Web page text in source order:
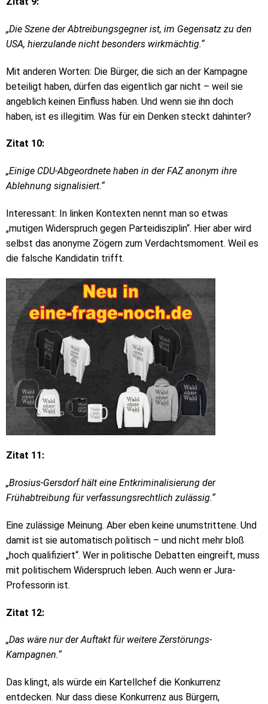
„Die Szene der Abtreibungsgegner ist, im Gegensatz zu den
USA, hierzulande nicht besonders wirkmächtig.“
Mit anderen Worten: Die Bürger, die sich an der Kampagne
beteiligt haben, dürfen das eigentlich gar nicht – weil sie
angeblich keinen Einfluss haben. Und wenn sie ihn doch
haben, ist es illegitim. Was für ein Denken steckt dahinter?
Zitat 10:
„Einige CDU-Abgeordnete haben in der FAZ anonym ihre
Ablehnung signalisiert.“
Interessant: In linken Kontexten nennt man so etwas
„mutigen Widerspruch gegen Parteidisziplin“. Hier aber wird
selbst das anonyme Zögern zum Verdachtsmoment. Weil es
die falsche Kandidatin trifft.
Zitat 11:
„Brosius-Gersdorf hält eine Entkriminalisierung der
Frühabtreibung für verfassungsrechtlich zulässig.“
Eine zulässige Meinung. Aber eben keine unumstrittene. Und
damit ist sie automatisch politisch – und nicht mehr bloß
„hoch qualifiziert“. Wer in politische Debatten eingreift, muss
mit politischem Widerspruch leben. Auch wenn er Jura-
Professorin ist.
Zitat 12:
„Das wäre nur der Auftakt für weitere Zerstörungs-
Kampagnen.“
Das klingt, als würde ein Kartellchef die Konkurrenz
entdecken. Nur dass diese Konkurrenz aus Bürgern,